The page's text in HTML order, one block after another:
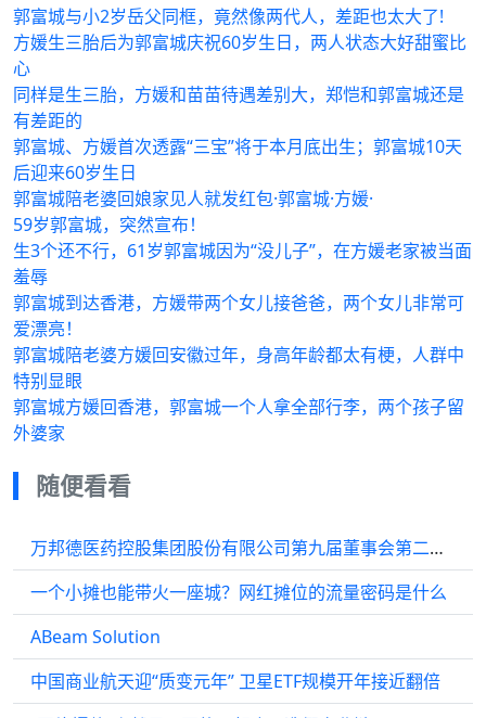
郭富城与小2岁岳父同框，竟然像两代人，差距也太大了!
方媛生三胎后为郭富城庆祝60岁生日，两人状态大好甜蜜比
心
同样是生三胎，方媛和苗苗待遇差别大，郑恺和郭富城还是
有差距的
郭富城、方媛首次透露“三宝”将于本月底出生；郭富城10天
后迎来60岁生日
郭富城陪老婆回娘家见人就发红包·郭富城·方媛·
59岁郭富城，突然宣布！
生3个还不行，61岁郭富城因为“没儿子”，在方媛老家被当面
羞辱
郭富城到达香港，方媛带两个女儿接爸爸，两个女儿非常可
爱漂亮！
郭富城陪老婆方媛回安徽过年，身高年龄都太有梗，人群中
特别显眼
郭富城方媛回香港，郭富城一个人拿全部行李，两个孩子留
外婆家
随便看看
万邦德医药控股集团股份有限公司第九届董事会第二十次会议决议公告
一个小摊也能带火一座城？网红摊位的流量密码是什么
ABeam Solution
中国商业航天迎“质变元年” 卫星ETF规模开年接近翻倍